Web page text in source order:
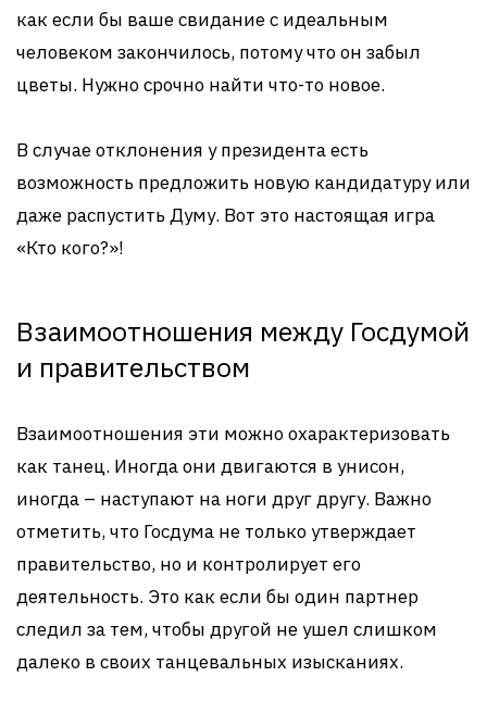
как если бы ваше свидание с идеальным
человеком закончилось, потому что он забыл
цветы. Нужно срочно найти что-то новое.
В случае отклонения у президента есть
возможность предложить новую кандидатуру или
даже распустить Думу. Вот это настоящая игра
«Кто кого?»!
Взаимоотношения между Госдумой
и правительством
Взаимоотношения эти можно охарактеризовать
как танец. Иногда они двигаются в унисон,
иногда – наступают на ноги друг другу. Важно
отметить, что Госдума не только утверждает
правительство, но и контролирует его
деятельность. Это как если бы один партнер
следил за тем, чтобы другой не ушел слишком
далеко в своих танцевальных изысканиях.